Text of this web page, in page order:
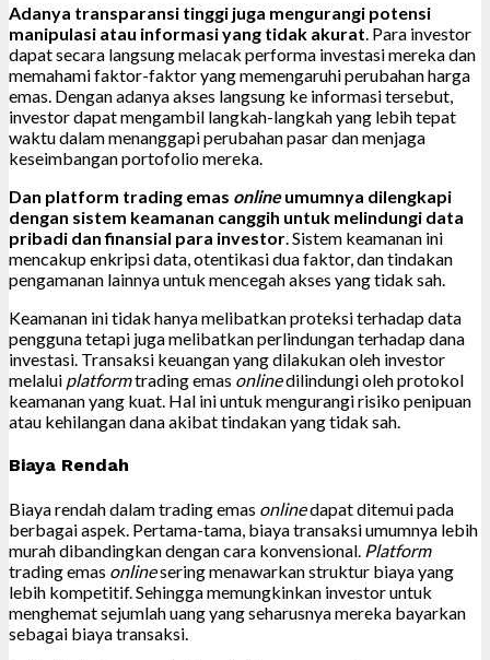
Adanya transparansi tinggi juga mengurangi potensi
manipulasi atau informasi yang tidak akurat . Para investor
dapat secara langsung melacak performa investasi mereka dan
memahami faktor-faktor yang memengaruhi perubahan harga
emas. Dengan adanya akses langsung ke informasi tersebut,
investor dapat mengambil langkah-langkah yang lebih tepat
waktu dalam menanggapi perubahan pasar dan menjaga
keseimbangan portofolio mereka.
Dan platform trading emas onlineumumnya dilengkapi
dengan sistem keamanan canggih untuk melindungi data
pribadi dan finansial para investor . Sistem keamanan ini
mencakup enkripsi data, otentikasi dua faktor, dan tindakan
pengamanan lainnya untuk mencegah akses yang tidak sah.
Keamanan ini tidak hanya melibatkan proteksi terhadap data
pengguna tetapi juga melibatkan perlindungan terhadap dana
investasi. Transaksi keuangan yang dilakukan oleh investor
melalui platformtrading emas onlinedilindungi oleh protokol
keamanan yang kuat. Hal ini untuk mengurangi risiko penipuan
atau kehilangan dana akibat tindakan yang tidak sah.
Biaya Rendah
Biaya rendah dalam trading emas onlinedapat ditemui pada
berbagai aspek. Pertama-tama, biaya transaksi umumnya lebih
murah dibandingkan dengan cara konvensional. Platform
trading emas onlinesering menawarkan struktur biaya yang
lebih kompetitif. Sehingga memungkinkan investor untuk
menghemat sejumlah uang yang seharusnya mereka bayarkan
sebagai biaya transaksi.